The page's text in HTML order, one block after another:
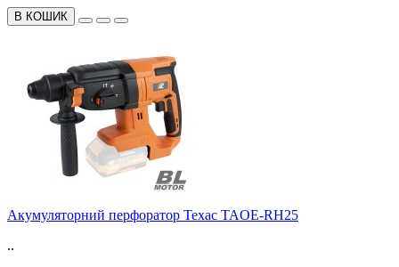
В КОШИК
Акумуляторний перфоратор Техас TAOE-RH25
..